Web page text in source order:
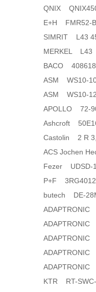
QNIX
E+H FMR52-
SIMRIT L43
MERKEL L43
BACO
ASM WS10-
ASM WS10-
APOLLO 72-
Ashcroft
Castolin 2 R
ACS Jochen
Fezer UDSD-
P+F
butech DE-
ADAPTRONIC
ADAPTRONIC
ADAPTRONIC
ADAPTRONIC
ADAPTRONIC
KTR RT-